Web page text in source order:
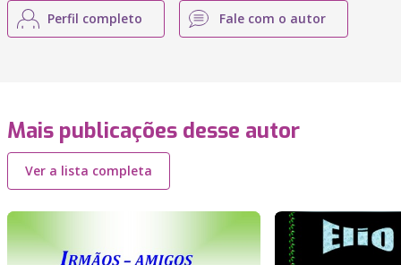
Perfil completo Fale com o autor
Mais publicações desse autor
Ver a lista completa